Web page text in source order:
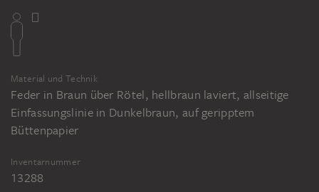
Material und Technik
Feder in Braun über Rötel, hellbraun laviert, allseitige
Einfassungslinie in Dunkelbraun, auf geripptem
Büttenpapier
Inventarnummer
13288